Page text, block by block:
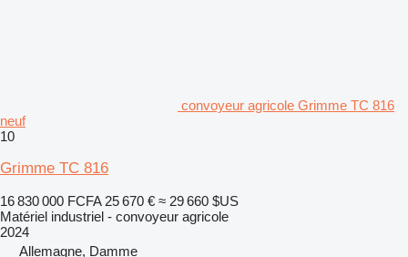
convoyeur agricole Grimme TC 816
neuf
10
Grimme TC 816
16 830 000 FCFA 25 670 € ≈ 29 660 $US
Matériel industriel - convoyeur agricole
2024
Allemagne, Damme